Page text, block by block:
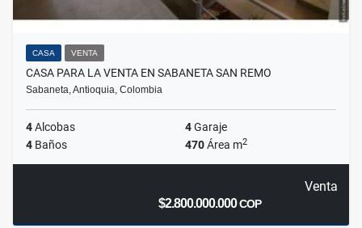
CASA VENTA
CASA PARA LA VENTA EN SABANETA SAN REMO
Sabaneta, Antioquia, Colombia
4Alcobas 4Garaje
4 Baños 470Área m2
Venta
$2.800.000.000COP